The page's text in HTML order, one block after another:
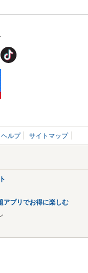
ヘルプ サイトマップ
アプリでお得に楽しむ